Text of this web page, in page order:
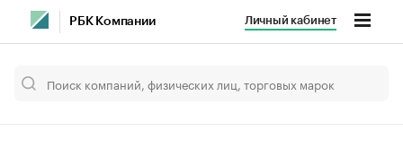
РБК Компании Личный кабинет